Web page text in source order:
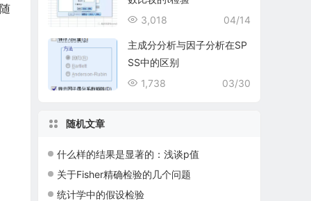
04/14
3,018
主成分分析与因子分析在SP
SS中的区别
03/30
1,738
随机文章
什么样的结果是显著的：浅谈p值
关于Fisher精确检验的几个问题
统计学中的假设检验